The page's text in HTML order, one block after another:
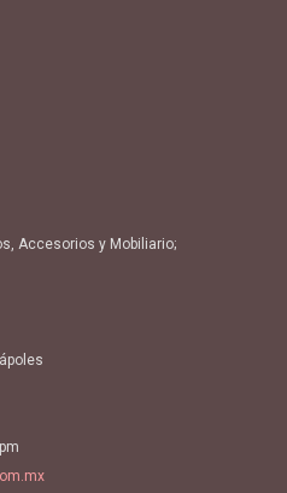
Accesorios y Mobiliario;